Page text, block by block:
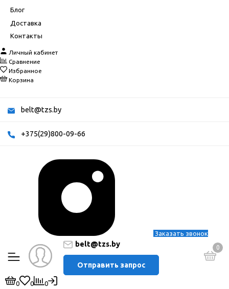
Блог
Доставка
Контакты
Личный кабинет
Сравнение
Избранное
Корзина
belt@tzs.by
+375(29)800-09-66
Заказать звонок
belt@tzs.by
Отправить запрос
0
0 0
0